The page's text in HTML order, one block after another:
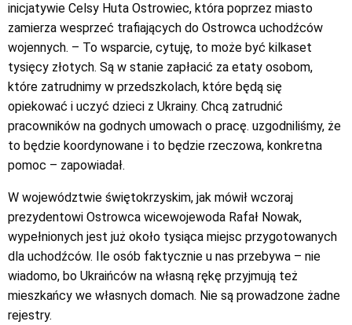
inicjatywie Celsy Huta Ostrowiec, która poprzez miasto
zamierza wesprzeć trafiających do Ostrowca uchodźców
wojennych. – To wsparcie, cytuję, to może być kilkaset
tysięcy złotych. Są w stanie zapłacić za etaty osobom,
które zatrudnimy w przedszkolach, które będą się
opiekować i uczyć dzieci z Ukrainy. Chcą zatrudnić
pracowników na godnych umowach o pracę. uzgodniliśmy, że
to będzie koordynowane i to będzie rzeczowa, konkretna
pomoc – zapowiadał.
W województwie świętokrzyskim, jak mówił wczoraj
prezydentowi Ostrowca wicewojewoda Rafał Nowak,
wypełnionych jest już około tysiąca miejsc przygotowanych
dla uchodźców. Ile osób faktycznie u nas przebywa – nie
wiadomo, bo Ukraińców na własną rękę przyjmują też
mieszkańcy we własnych domach. Nie są prowadzone żadne
rejestry.